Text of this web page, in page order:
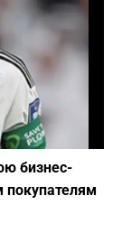
Википедия
бизнес-
покупателям